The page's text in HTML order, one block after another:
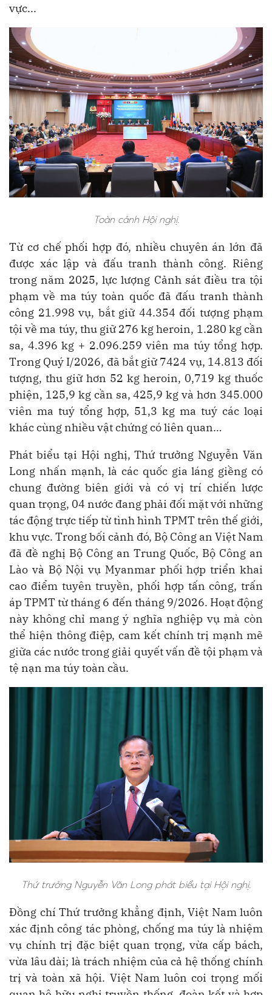
vực...
Toàn cảnh Hội nghị.
Từ cơ chế phối hợp đó, nhiều chuyên án lớn đã
được xác lập và đấu tranh thành công. Riêng
trong năm 2025, lực lượng Cảnh sát điều tra tội
phạm về ma túy toàn quốc đã đấu tranh thành
công 21.998 vụ, bắt giữ 44.354 đối tượng phạm
tội về ma túy, thu giữ 276 kg heroin, 1.280 kg cần
sa, 4.396 kg + 2.096.259 viên ma túy tổng hợp.
Trong Quý I/2026, đã bắt giữ 7424 vụ, 14.813 đối
tượng, thu giữ hơn 52 kg heroin, 0,719 kg thuốc
phiện, 125,9 kg cần sa, 425,9 kg và hơn 345.000
viên ma tuý tổng hợp, 51,3 kg ma tuý các loại
khác cùng nhiều vật chứng có liên quan…
Phát biểu tại Hội nghị, Thứ trưởng Nguyễn Văn
Long nhấn mạnh, là các quốc gia láng giềng có
chung đường biên giới và có vị trí chiến lược
quan trọng, 04 nước đang phải đối mặt với những
tác động trực tiếp từ tình hình TPMT trên thế giới,
khu vực. Trong bối cảnh đó, Bộ Công an Việt Nam
đã đề nghị Bộ Công an Trung Quốc, Bộ Công an
Lào và Bộ Nội vụ Myanmar phối hợp triển khai
cao điểm tuyên truyền, phối hợp tấn công, trấn
áp TPMT từ tháng 6 đến tháng 9/2026. Hoạt động
này không chỉ mang ý nghĩa nghiệp vụ mà còn
thể hiện thông điệp, cam kết chính trị mạnh mẽ
giữa các nước trong giải quyết vấn đề tội phạm và
tệ nạn ma túy toàn cầu.
Thứ trưởng Nguyễn Văn Long phát biểu tại Hội nghị.
Đồng chí Thứ trưởng khẳng định, Việt Nam luôn
xác định công tác phòng, chống ma túy là nhiệm
vụ chính trị đặc biệt quan trọng, vừa cấp bách,
vừa lâu dài; là trách nhiệm của cả hệ thống chính
trị và toàn xã hội. Việt Nam luôn coi trọng mối